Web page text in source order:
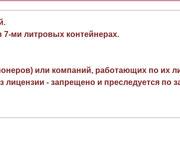
ми литровых контейнерах.
или компаний, работающих по их
- запрещено и преследуется по